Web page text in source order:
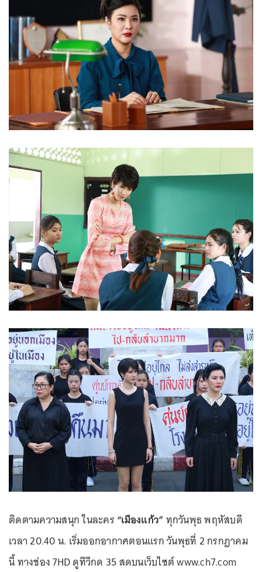
ติดตามความสนุก ในละคร“เมืองแก้ว” ทุกวันพุธ พฤหัสบดี
เวลา 20.40 น. เริ่มออกอากาศตอนแรก วันพุธที่ 2 กรกฎาคม
นี้ ทางช่อง 7HD ดูทีวีกด 35 สดบนเว็บไซต์ www.ch7.com